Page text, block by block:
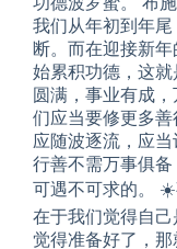
我们从年初到年
断。而在迎接新
始累积功德，这
圆满，事业有成
们应当要修更多
应随波逐流，应当
行善不需万事俱
可遇不可求的。
在于我们觉得自
觉得准备好了，那